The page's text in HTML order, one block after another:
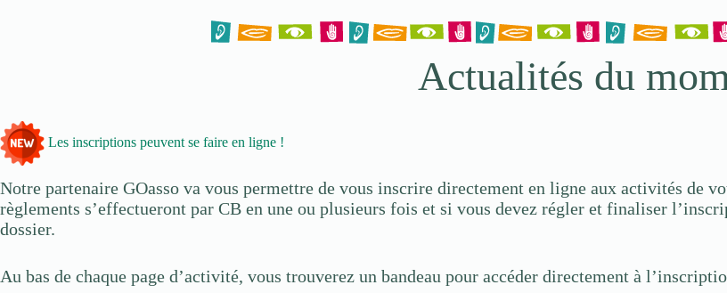
Actualités du
Les inscriptions peuvent se faire en ligne !
Notre partenaire GOasso va vous permettre de vous inscrire directement en ligne aux activités de
règlements s’effectueront par CB en une ou plusieurs fois et si vous devez régler et finaliser
dossier.
Au bas de chaque page d’activité, vous trouverez un bandeau pour accéder directement à